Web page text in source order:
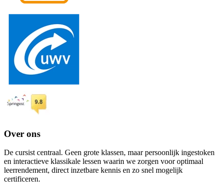
Over ons
De cursist centraal. Geen grote klassen, maar persoonlijk ingestoken
en interactieve klassikale lessen waarin we zorgen voor optimaal
leerrendement, direct inzetbare kennis en zo snel mogelijk
certificeren.